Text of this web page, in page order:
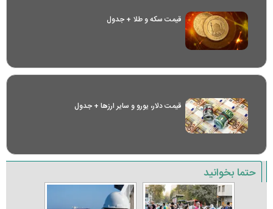
قیمت سکه و طلا + جدول
قیمت دلار، یورو و سایر ارز‌ها + جدول
حتما بخوانید